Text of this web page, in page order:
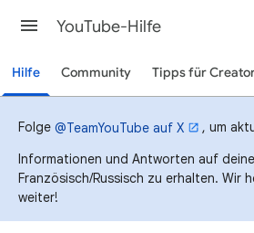
YouTube-Hilfe
Hilfe Community Tipps für
Folge @TeamYouTube auf X
, um
Informationen und Antworten auf
Französisch/Russisch zu erhalten. Wir
weiter!